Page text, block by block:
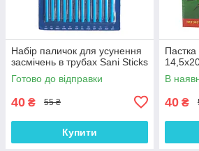
Набір паличок для усунення
засмічень в трубах Sani Sticks
Готово до відправки
40 ₴ 55 ₴
Купити
Пастка
В
40 ₴